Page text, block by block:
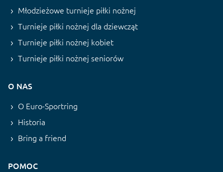
Młodzieżowe turnieje piłki nożnej
Turnieje piłki nożnej dla dziewcząt
Turnieje piłki nożnej kobiet
Turnieje piłki nożnej seniorów
O NAS
O Euro-Sportring
Historia
Bring a friend
POMOC